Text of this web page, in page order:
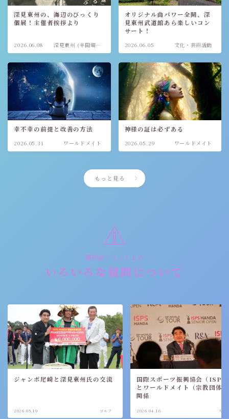
深見東州の、海辺のびっくり
個展！主催者挨拶より
2026.06.08
深見東州 (半田晴
久)
オリジナル曲パワー全開、深
見東州武道館あら楽しいコン
サート！
2026.06.05 文化・芸術活動
幸不幸の前提と改善の方法
2026.05.31 ワールドメイト
神様の証は必ずある
2026.05.29 ワールドメイト
もっと見る
週刊誌・ネット上の
いろいろな疑問について
ジャンボ尾崎と深見東州氏の交流
2026.05.19 ゴルフ
国際スポーツ振興協会（ISPS
とワールドメイト（宗教団体
関係
2026.04.16 スポ